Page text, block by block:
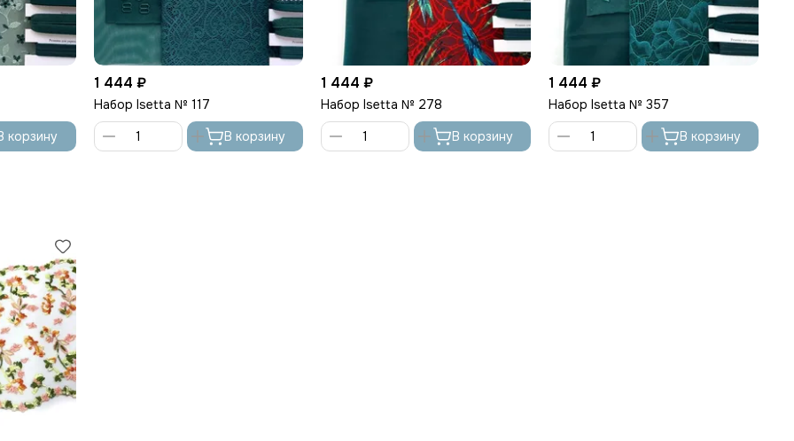
корзину
1 444 ₽
Набор Isetta № 117
В корзину
1 444 ₽
Набор Isetta № 278
В корзину
1 444 ₽
Набор Isetta № 357
В корзину